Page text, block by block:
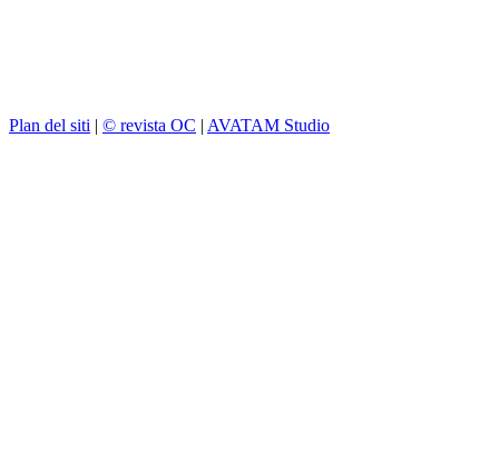
Plan del siti | © revista OC | AVATAM Studio